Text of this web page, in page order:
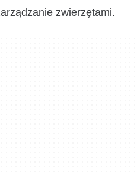
zwierzętami.